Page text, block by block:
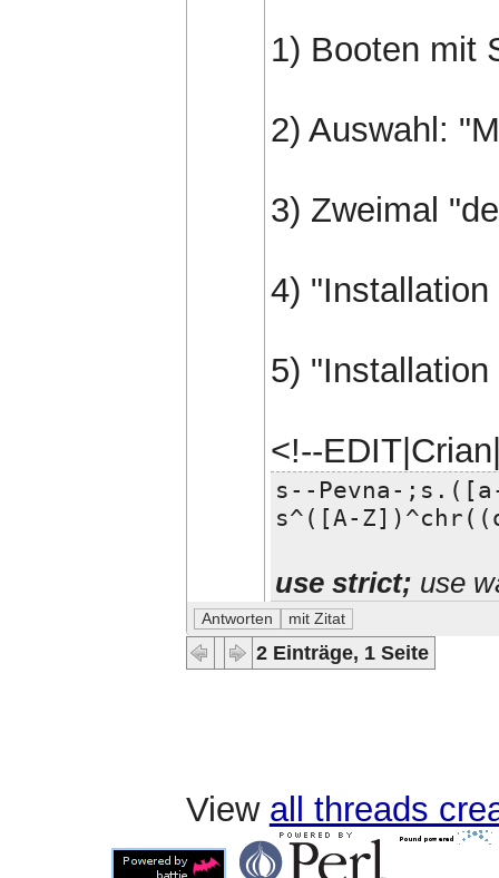
1) Booten mit
2) Auswahl:
3) Zweimal
4)
5)
<!--
s--Pevna-
s^([A-
use strict; use
2 Einträge, 1 Seite
View all threads